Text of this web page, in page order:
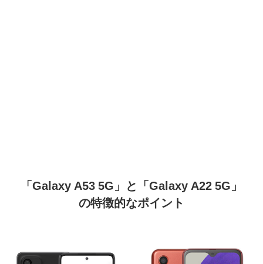
「Galaxy A53 5G」と「Galaxy A22 5G」
の特徴的なポイント